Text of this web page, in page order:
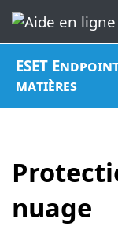
ESET
matières
nuage